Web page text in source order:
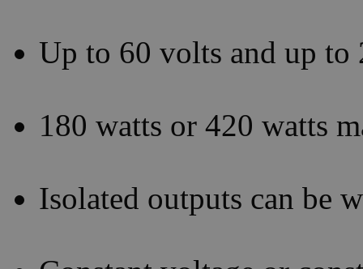
Up to 60 volts and up to
180 watts or 420 watts
Isolated outputs can be